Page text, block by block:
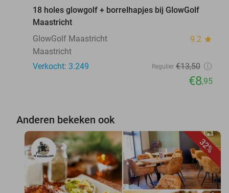
18 holes glowgolf + borrelhapjes bij GlowGolf
Maastricht
GlowGolf Maastricht
9.2 star
Maastricht
Verkocht: 3.249
Regulier €13,50
€8,95
Anderen bekeken ook
32%